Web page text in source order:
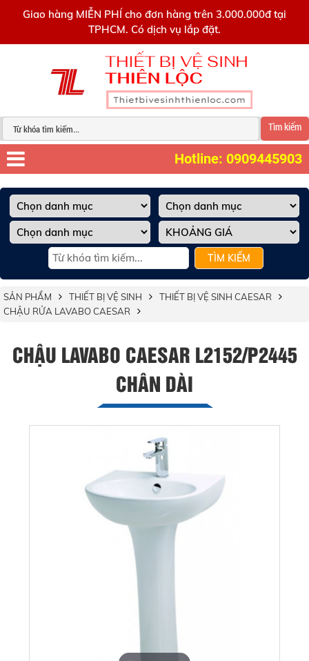
Giao hàng MIỄN PHÍ cho đơn hàng trên 3.000.000đ tại
TPHCM. Có dịch vụ lắp đặt.
Tìm kiếm
Hotline: 0909445903
TÌM KIẾM
SẢN PHẨM THIẾT BỊ VỆ SINH
THIẾT BỊ VỆ SINH CAESAR
CHẬU RỬA LAVABO CAESAR
CHẬU LAVABO CAESAR L2152/P2445
CHÂN DÀI
0909445903